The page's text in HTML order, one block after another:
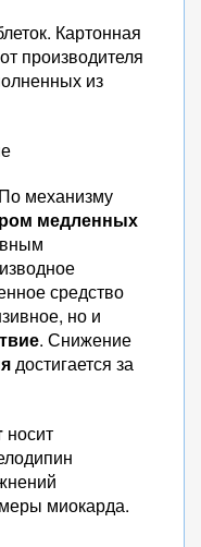
Картонная
производителя
из
По механизму
медленных
средство
но и
. Снижение
достигается за
носит
миокарда.